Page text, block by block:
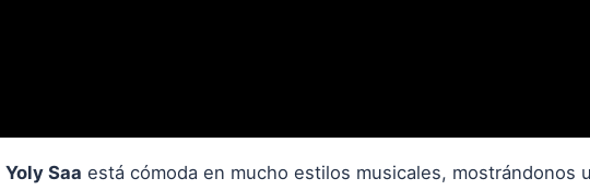
Yoly Saa está cómoda en mucho estilos musicales, mostrándonos